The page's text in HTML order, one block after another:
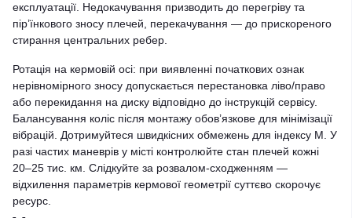
експлуатації. Недокачування призводить до перегріву та
пір’їнкового зносу плечей, перекачування — до прискореного
стирання центральних ребер.
Ротація на кермовій осі: при виявленні початкових ознак
нерівномірного зносу допускається перестановка ліво/право
або перекидання на диску відповідно до інструкцій сервісу.
Балансування коліс після монтажу обов’язкове для мінімізації
вібрацій. Дотримуйтеся швидкісних обмежень для індексу M. У
разі частих маневрів у місті контролюйте стан плечей кожні
20–25 тис. км. Слідкуйте за розвалом-сходженням —
відхилення параметрів кермової геометрії суттєво скорочує
ресурс.